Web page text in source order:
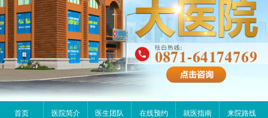
首页 医院简介 医生团队 在线预约 就医指南 来院路线